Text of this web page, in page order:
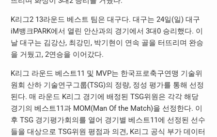
K리그2 13라운드 베스트 팀은 대구다. 대구는 24일(일) 대구
iM뱅크PARK에서 열린 안산과의 경기에서 3대0 승리했다. 이
날 대구는 김강산, 최강민, 박기현이 연속 골을 터뜨리며 완승
을 거뒀고, 2연승을 이어갔다.
K리그 라운드 베스트11 및 MVP는 한국프로축구연맹 기술위
원회 산하 기술연구그룹(TSG)의 정량, 정성 평가를 통해 선정
된다. 매 라운드 K리그 경기에 배정된 TSG위원은 각각 해당
경기의 베스트11과 MOM(Man Of the Match)을 선정한다. 이
후 TSG 경기평가회의를 열어 경기별 베스트11에 선정된 선수
들을 대상으로 TSG위원 평점과 의견, K리그 공식 부가 데이터